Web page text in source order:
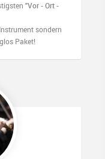
"Vor - Ort -
sondern
Paket!